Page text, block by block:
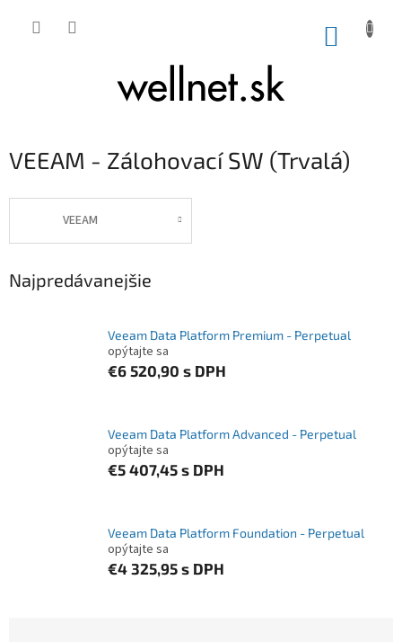
VEEAM - Zálohovací SW (Trvalá)
VEEAM
Najpredávanejšie
Veeam Data Platform Premium - Perpetual
opýtajte sa
€6 520,90 s DPH
Veeam Data Platform Advanced - Perpetual
opýtajte sa
€5 407,45 s DPH
Veeam Data Platform Foundation - Perpetual
opýtajte sa
€4 325,95 s DPH